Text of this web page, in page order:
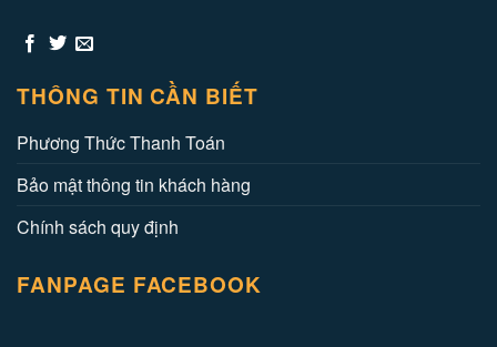
THÔNG TIN CẦN BIẾT
Phương Thức Thanh Toán
Bảo mật thông tin khách hàng
Chính sách quy định
FANPAGE FACEBOOK